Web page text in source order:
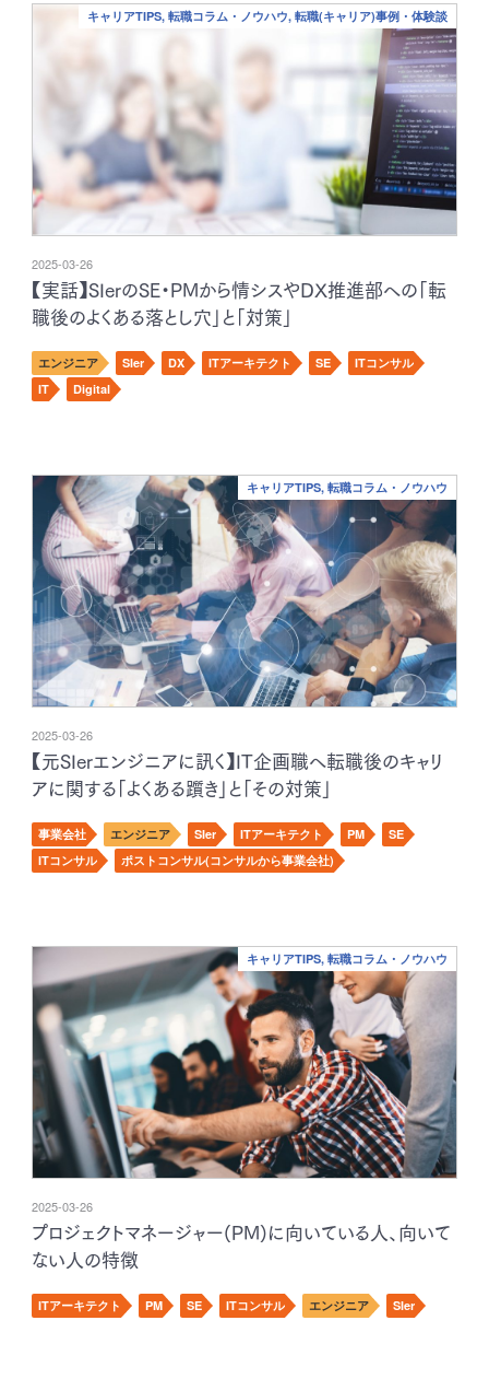
キャリアTIPS, 転職コラム・ノウハウ, 転職(キャリア)事例・体験談
2025-03-26
【実話】SIerのSE・PMから情シスやDX推進部への「転
職後のよくある落とし穴」と「対策」
エンジニア SIer DX ITアーキテクト SE
ITコンサル
IT
Digital
キャリアTIPS, 転職コラム・ノウハウ
2025-03-26
【元SIerエンジニアに訊く】IT企画職へ転職後のキャリ
アに関する「よくある躓き」と「その対策」
事業会社 エンジニア SIer ITアーキテクト PM
SE
ITコンサル
ポストコンサル(コンサルから事業会社)
キャリアTIPS, 転職コラム・ノウハウ
2025-03-26
プロジェクトマネージャー(PM)に向いている人、向いて
ない人の特徴
ITアーキテクト PM SE ITコンサル エンジニア SIer